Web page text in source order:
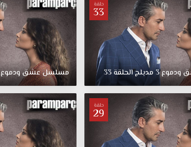
حلقة
33
ودموع3 مدبلجالحلقة33 مسلسلعشقودموع
حلقة
29